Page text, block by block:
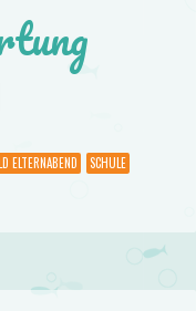
ELTERNABEND
SCHULE